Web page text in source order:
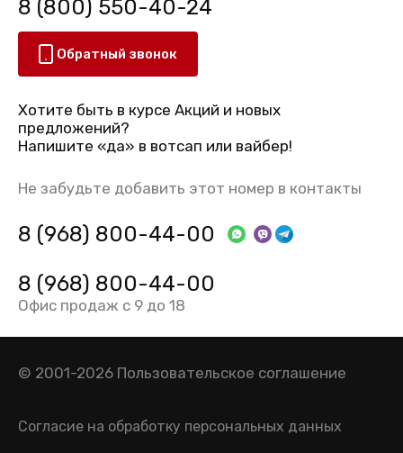
8 (800) 550-40-24
Обратный звонок
Хотите быть в курсе Акций и новых
предложений?
Напишите «да» в вотсап или вайбер!
Не забудьте добавить этот номер в контакты
8 (968) 800-44-00
8 (968) 800-44-00
Офис продаж с 9 до 18
© 2001-2026 Пользовательское соглашение
Согласие на обработку персональных данных